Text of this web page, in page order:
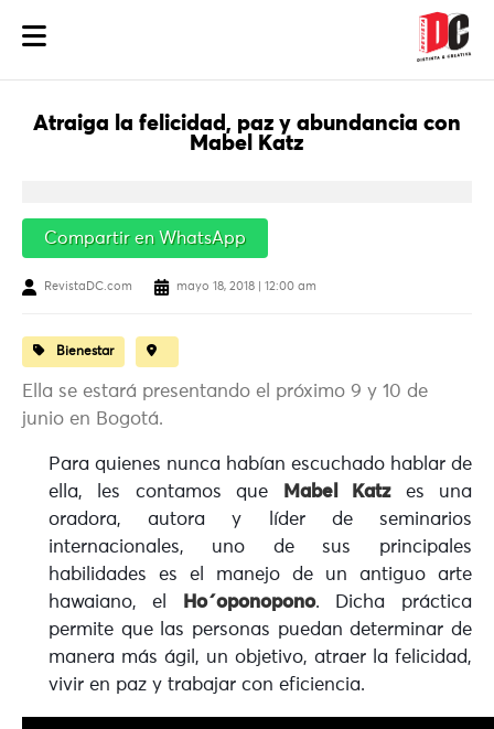
Atraiga la felicidad, paz y abundancia con
Mabel Katz
Compartir en WhatsApp
RevistaDC.com mayo 18, 2018 | 12:00 am
Bienestar
Ella se estará presentando el próximo 9 y 10 de
junio en Bogotá.
Para quienes nunca habían escuchado hablar de
ella, les contamos que
Mabel Katzes una
oradora, autora y líder de seminarios
internacionales, uno de sus principales
habilidades es el manejo de un antiguo arte
hawaiano, el
Ho´oponopono. Dicha práctica
permite que las personas puedan determinar de
manera más ágil, un objetivo, atraer la felicidad,
vivir en paz y trabajar con eficiencia.